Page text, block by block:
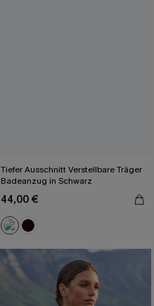
Tiefer Ausschnitt Verstellbare Träger
Badeanzug in Schwarz
44,00 €